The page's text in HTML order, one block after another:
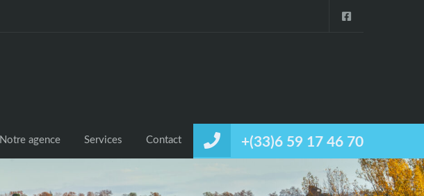
+(33)6 59 17 46 70
Notre agence Services Contact